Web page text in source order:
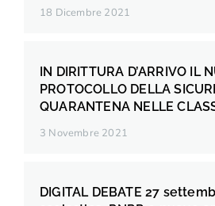
18 Dicembre 2021
IN DIRITTURA D’ARRIVO IL
PROTOCOLLO DELLA
QUARANTENA NELLE
3 Novembre 2021
DIGITAL DEBATE 27